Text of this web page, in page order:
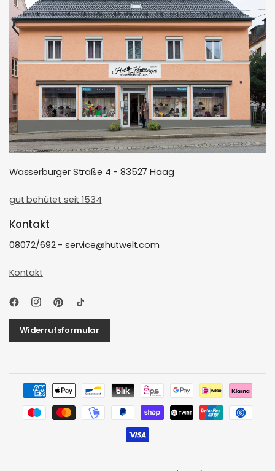
Wasserburger Straße 4 - 83527 Haag
gut behütet seit 1534
Kontakt
08072/692 - service@hutwelt.com
Kontakt
Widerrufsformular